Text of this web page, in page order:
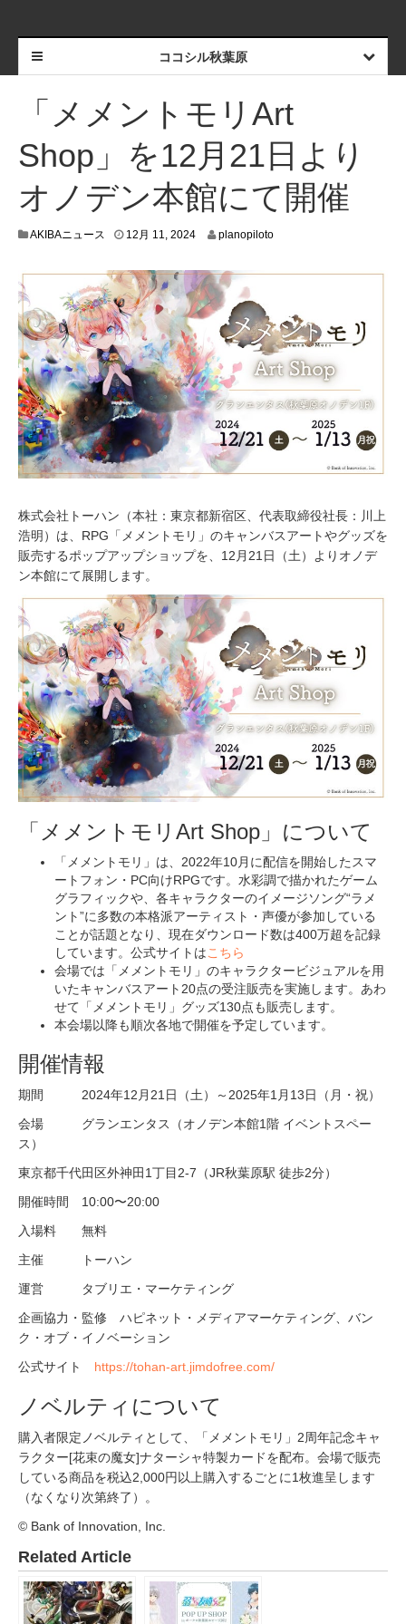
ココシル秋葉原
「メメントモリArt
Shop」を12月21日より
オノデン本館にて開催
AKIBAニュース 12月 11, 20241
6
,
2
2
4
planopiloto
株式会社トーハン（本社：東京都新宿区、代表取締役社長：川上
浩明）は、RPG「メメントモリ」のキャンバスアートやグッズを
販売するポップアップショップを、12月21日（土）よりオノデ
ン本館にて展開します。
「メメントモリArt Shop」について
「メメントモリ」は、2022年10月に配信を開始したスマ
ートフォン・PC向けRPGです。水彩調で描かれたゲーム
グラフィックや、各キャラクターのイメージソング“ラメ
ント”に多数の本格派アーティスト・声優が参加している
ことが話題となり、現在ダウンロード数は400万超を記録
しています。公式サイトはこちら
会場では「メメントモリ」のキャラクタービジュアルを用
いたキャンバスアート20点の受注販売を実施します。あわ
せて「メメントモリ」グッズ130点も販売します。
本会場以降も順次各地で開催を予定しています。
開催情報
期間 2024年12月21日（土）～2025年1月13日（月・祝）
会場 グランエンタス（オノデン本館1階 イベントスペー
ス）
東京都千代田区外神田1丁目2-7（JR秋葉原駅 徒歩2分）
開催時間 10:00〜20:00
入場料 無料
主催 トーハン
運営 タブリエ・マーケティング
企画協力・監修 ハピネット・メディアマーケティング、バン
ク・オブ・イノベーション
公式サイト https://tohan-art.jimdofree.com/
ノベルティについて
購入者限定ノベルティとして、「メメントモリ」2周年記念キャ
ラクター[花束の魔女]ナターシャ特製カードを配布。会場で販売
している商品を税込2,000円以上購入するごとに1枚進呈します
（なくなり次第終了）。
© Bank of Innovation, Inc.
Related Article